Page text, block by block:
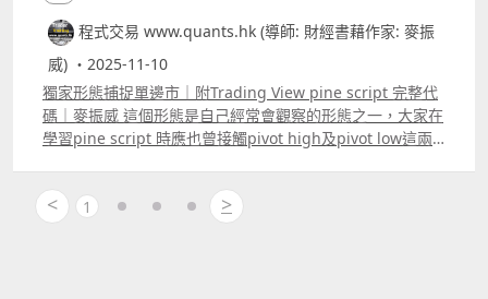
程式交易 www.quants.hk (導師: 財經書藉作家: 麥振
威) ・2025-11-10
獨家形態捕捉單邊市｜附Trading View pine script 完整代
碼｜麥振威 這個形態是自己經常會觀察的形態之一，大家在
學習pine script 時應也曾接觸pivot high及pivot low這兩
天市況「整固」時間入市。
< 1 >